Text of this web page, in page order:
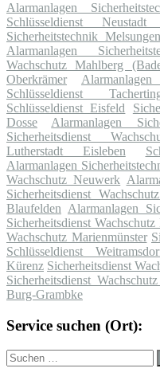
Alarmanlagen
Schlüsseldienst
Sicherheitstechnik Melsungen
Alarmanlagen
Wachschutz Mahlberg
Oberkrämer
Schlüsseldienst
Schlüsseldienst Eisfeld
Dosse
Alarmanlagen
Sicherheitsdienst
Lutherstadt Eisleben
Alarmanlagen
Wachschutz Neuwerk
Sicherheitsdienst
Blaufelden Alarmanlagen
Sicherheitsdienst
Wachschutz Marienmünster
Schlüsseldienst
Kürenz Sicherheitsdienst
Sicherheitsdienst
Burg-Grambke
Service suchen (Ort):
Suche
nach: